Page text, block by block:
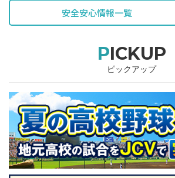
安全安心情報一覧
PICKUP
ピックアップ